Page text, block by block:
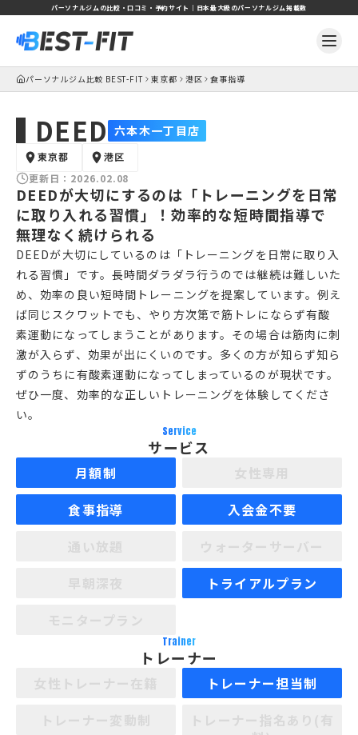
パーソナルジムの比較・口コミ・予約サイト｜日本最大級のパーソナルジム掲載数
パーソナルジム比較 BEST-FIT 東京都 港区 食事指導
DEED 六本木一丁目店
東京都
港区
更新日： 2026.02.08
DEEDが大切にするのは「トレーニングを日常
に取り入れる習慣」！効率的な短時間指導で
無理なく続けられる
DEEDが大切にしているのは「トレーニングを日常に取り入
れる習慣」です。長時間ダラダラ行うのでは継続は難しいた
め、効率の良い短時間トレーニングを提案しています。例え
ば同じスクワットでも、やり方次第で筋トレにならず有酸
素運動になってしまうことがあります。その場合は筋肉に刺
激が入らず、効果が出にくいのです。多くの方が知らず知ら
ずのうちに有酸素運動になってしまっているのが現状です。
ぜひ一度、効率的な正しいトレーニングを体験してくださ
い。
Service
サービス
月額制
食事指導
入会金不要
トライアルプラン
Trainer
トレーナー
トレーナー担当制